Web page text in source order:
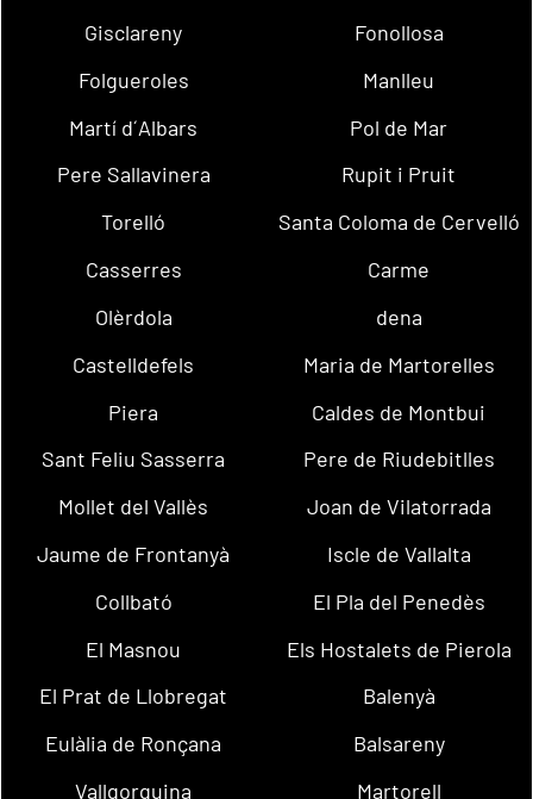
Gisclareny
Fonollosa
Folgueroles
Manlleu
Martí d´Albars
Pol de Mar
Pere Sallavinera
Rupit i Pruit
Torelló
Santa Coloma de Cervelló
Casserres
Carme
Olèrdola
dena
Castelldefels
Maria de Martorelles
Piera
Caldes de Montbui
Sant Feliu Sasserra
Pere de Riudebitlles
Mollet del Vallès
Joan de Vilatorrada
Jaume de Frontanyà
Iscle de Vallalta
Collbató
El Pla del Penedès
El Masnou
Els Hostalets de Pierola
El Prat de Llobregat
Balenyà
Eulàlia de Ronçana
Balsareny
Vallgorguina
Martorell